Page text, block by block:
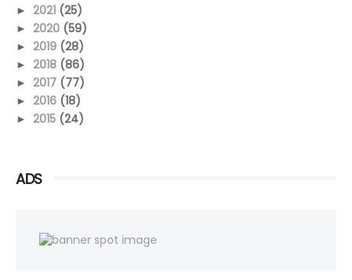
► 2021 (25)
► 2020 (59)
► 2019 (28)
► 2018 (86)
► 2017 (77)
► 2016 (18)
► 2015 (24)
ADS